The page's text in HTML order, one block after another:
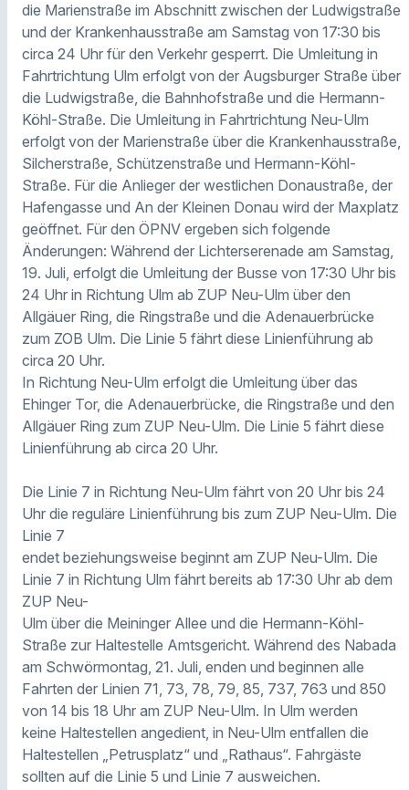
die Marienstraße im Abschnitt zwischen der Ludwigstraße
und der Krankenhausstraße am Samstag von 17:30 bis
circa 24 Uhr für den Verkehr gesperrt. Die Umleitung in
Fahrtrichtung Ulm erfolgt von der Augsburger Straße über
die Ludwigstraße, die Bahnhofstraße und die Hermann-
Köhl-Straße. Die Umleitung in Fahrtrichtung Neu-Ulm
erfolgt von der Marienstraße über die Krankenhausstraße,
Silcherstraße, Schützenstraße und Hermann-Köhl-
Straße. Für die Anlieger der westlichen Donaustraße, der
Hafengasse und An der Kleinen Donau wird der Maxplatz
geöffnet. Für den ÖPNV ergeben sich folgende
Änderungen: Während der Lichterserenade am Samstag,
19. Juli, erfolgt die Umleitung der Busse von 17:30 Uhr bis
24 Uhr in Richtung Ulm ab ZUP Neu-Ulm über den
Allgäuer Ring, die Ringstraße und die Adenauerbrücke
zum ZOB Ulm. Die Linie 5 fährt diese Linienführung ab
circa 20 Uhr.
In Richtung Neu-Ulm erfolgt die Umleitung über das
Ehinger Tor, die Adenauerbrücke, die Ringstraße und den
Allgäuer Ring zum ZUP Neu-Ulm. Die Linie 5 fährt diese
Linienführung ab circa 20 Uhr.
Die Linie 7 in Richtung Neu-Ulm fährt von 20 Uhr bis 24
Uhr die reguläre Linienführung bis zum ZUP Neu-Ulm. Die
Linie 7
endet beziehungsweise beginnt am ZUP Neu-Ulm. Die
Linie 7 in Richtung Ulm fährt bereits ab 17:30 Uhr ab dem
ZUP Neu-
Ulm über die Meininger Allee und die Hermann-Köhl-
Straße zur Haltestelle Amtsgericht. Während des Nabada
am Schwörmontag, 21. Juli, enden und beginnen alle
Fahrten der Linien 71, 73, 78, 79, 85, 737, 763 und 850
von 14 bis 18 Uhr am ZUP Neu-Ulm. In Ulm werden
keine Haltestellen angedient, in Neu-Ulm entfallen die
Haltestellen „Petrusplatz“ und „Rathaus“. Fahrgäste
sollten auf die Linie 5 und Linie 7 ausweichen.